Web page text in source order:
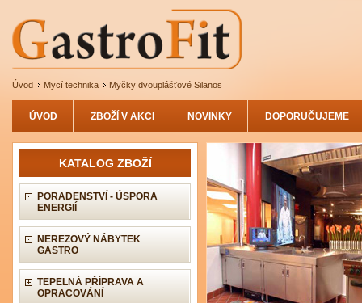
Úvod Mycí technika Myčky dvouplášťové Silanos
ÚVOD ZBOŽÍ V AKCI NOVINKY DOPORUČUJEME
KATALOG ZBOŽÍ
PORADENSTVÍ - ÚSPORA
ENERGIÍ
NEREZOVÝ NÁBYTEK
GASTRO
TEPELNÁ PŘÍPRAVA A
OPRACOVÁNÍ